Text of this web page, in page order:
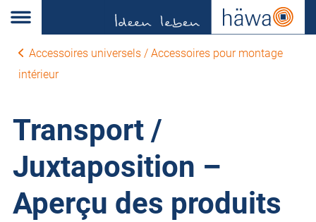
Accessoires universels / Accessoires pour montage
intérieur
Transport /
Juxtaposition –
Aperçu des produits